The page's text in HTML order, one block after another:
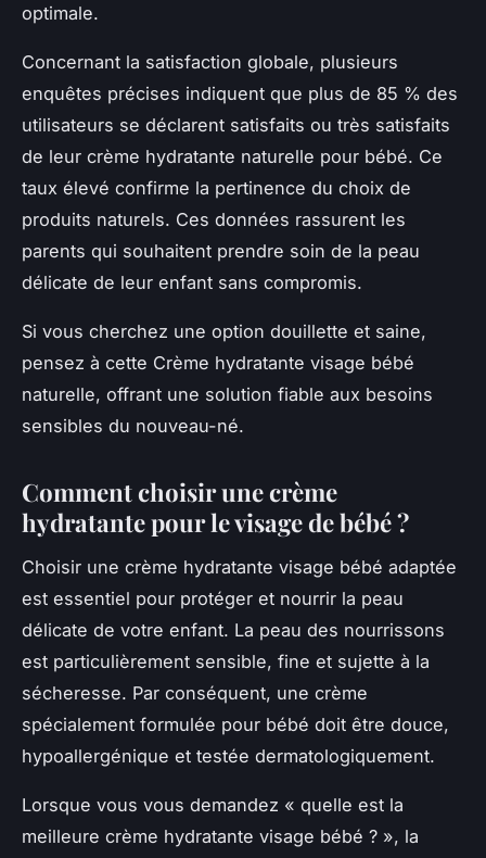
optimale.
Concernant la satisfaction globale, plusieurs
enquêtes précises indiquent que plus de 85 % des
utilisateurs se déclarent satisfaits ou très satisfaits
de leur crème hydratante naturelle pour bébé. Ce
taux élevé confirme la pertinence du choix de
produits naturels. Ces données rassurent les
parents qui souhaitent prendre soin de la peau
délicate de leur enfant sans compromis.
Si vous cherchez une option douillette et saine,
pensez à cette Crème hydratante visage bébé
naturelle, offrant une solution fiable aux besoins
sensibles du nouveau-né.
Comment choisir une crème
hydratante pour le visage de bébé ?
Choisir une crème hydratante visage bébé adaptée
est essentiel pour protéger et nourrir la peau
délicate de votre enfant. La peau des nourrissons
est particulièrement sensible, fine et sujette à la
sécheresse. Par conséquent, une crème
spécialement formulée pour bébé doit être douce,
hypoallergénique et testée dermatologiquement.
Lorsque vous vous demandez « quelle est la
meilleure crème hydratante visage bébé ? », la